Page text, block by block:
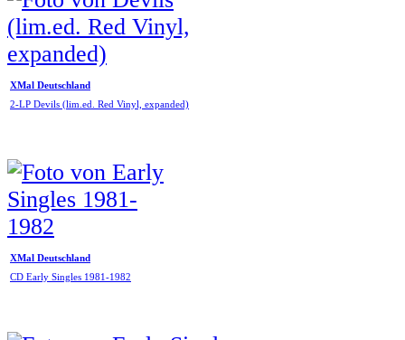
XMal Deutschland
2-LP Devils (lim.ed. Red Vinyl, expanded)
XMal Deutschland
CD Early Singles 1981-1982